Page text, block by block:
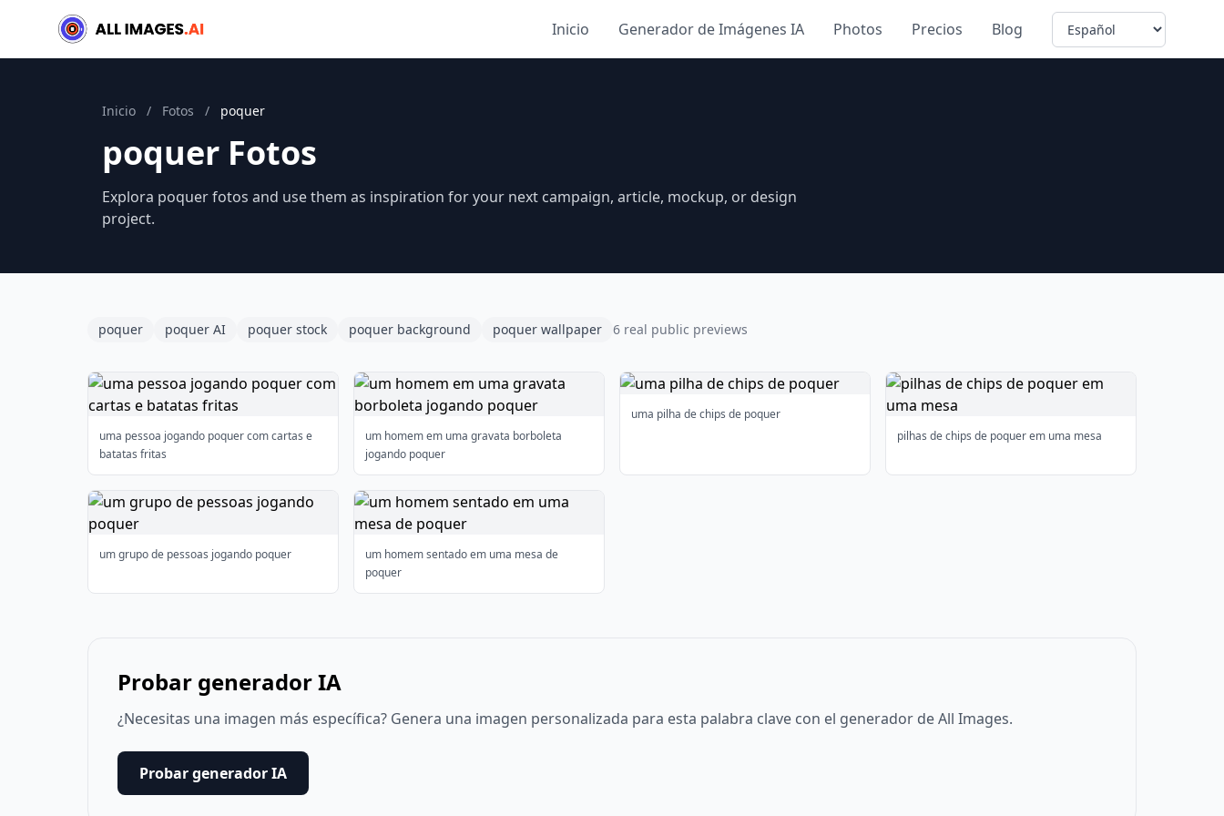
Inicio Generador de Imágenes IA Photos Precios Blog Language
Inicio / Fotos / poquer
poquer Fotos
Explora poquer fotos and use them as inspiration for your next campaign, article, mockup, or design
project.
poquer poquer AI poquer stock poquer background poquer wallpaper 6 real public previews
uma pessoa jogando poquer com cartas e
batatas fritas
um homem em uma gravata borboleta
jogando poquer
uma pilha de chips de poquer
pilhas de chips de poquer em uma mesa
um grupo de pessoas jogando poquer
um homem sentado em uma mesa de
poquer
Probar generador IA
¿Necesitas una imagen más específica? Genera una imagen personalizada para esta palabra clave con el generador de All Images.
Probar generador IA